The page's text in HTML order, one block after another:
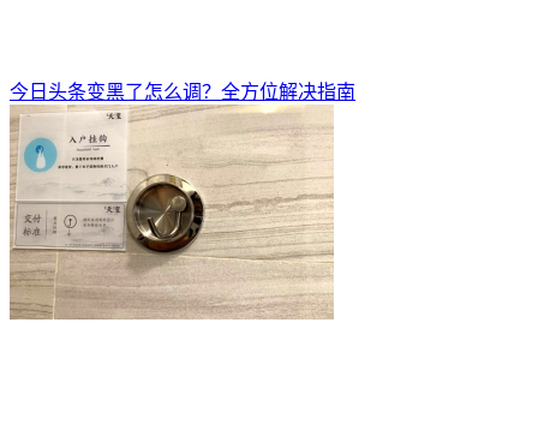
今日头条变黑了怎么调？全方位解决指南